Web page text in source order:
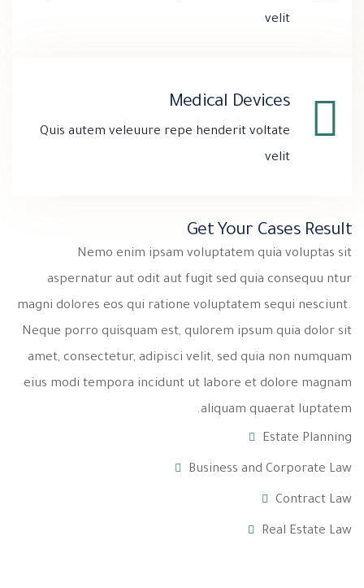
velit
Medical Devices
Quis autem veleuure repe henderit voltate
velit
Get Your Cases Result
Nemo enim ipsam voluptatem quia voluptas sit
aspernatur aut odit aut fugit sed quia consequu ntur
magni dolores eos qui ratione voluptatem sequi nesciunt.
Neque porro quisquam est, qulorem ipsum quia dolor sit
amet, consectetur, adipisci velit, sed quia non numquam
eius modi tempora incidunt ut labore et dolore magnam
aliquam quaerat luptatem.
Estate Planning
Business and Corporate Law
Contract Law
Real Estate Law